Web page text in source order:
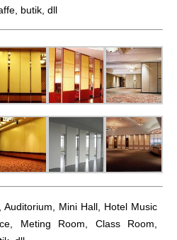
butik, dll
Auditorium, Mini Hall, Hotel Music
Meting Room, Class Room,